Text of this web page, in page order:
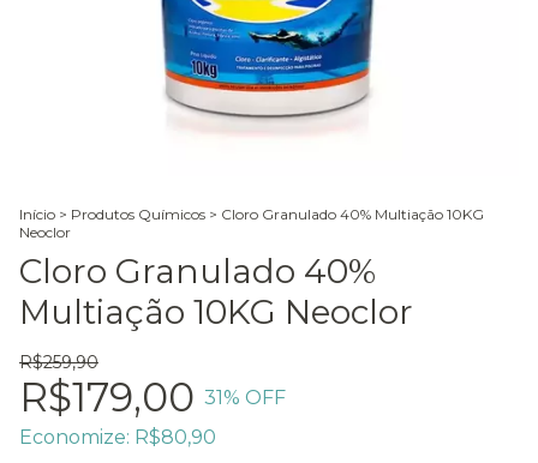
Início > Produtos Químicos > Cloro Granulado 40% Multiação 10KG
Neoclor
Cloro Granulado 40%
Multiação 10KG Neoclor
R$259,90
R$179,00 31% OFF
Economize: R$80,90